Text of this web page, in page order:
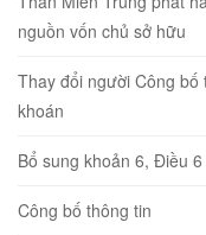
nguồn vốn chủ sở hữu
Thay đổi người Công
khoán
Bổ sung khoản 6, Điều
Công bố thông tin